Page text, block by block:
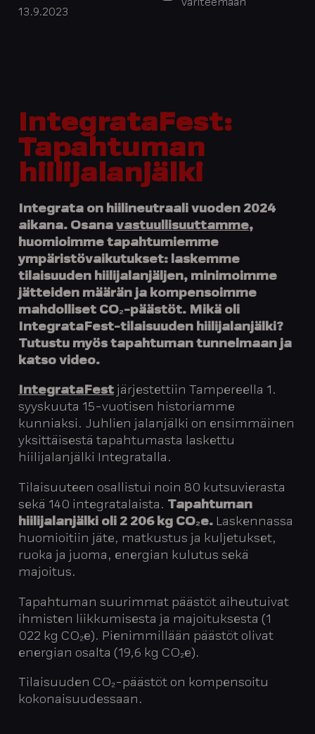
13.9.2023
väriteemaan
IntegrataFest:
Tapahtuman
hiilijalanjälki
Integrata on hiilineutraali vuoden 2024
aikana. Osanavastuullisuuttamme,
huomioimme tapahtumiemme
ympäristövaikutukset: laskemme
tilaisuuden hiilijalanjäljen, minimoimme
jätteiden määrän ja kompensoimme
mahdolliset CO₂-päästöt. Mikä oli
IntegrataFest-tilaisuuden hiilijalanjälki?
Tutustu myös tapahtuman tunnelmaan ja
katso video.
IntegrataFest järjestettiin Tampereella 1.
syyskuuta 15-vuotisen historiamme
kunniaksi. Juhlien jalanjälki on ensimmäinen
yksittäisestä tapahtumasta laskettu
hiilijalanjälki Integratalla.
Tilaisuuteen osallistui noin 80 kutsuvierasta
sekä 140 integratalaista.
Tapahtuman
hiilijalanjälki oli 2 206 kg CO₂e. Laskennassa
huomioitiin jäte, matkustus ja kuljetukset,
ruoka ja juoma, energian kulutus sekä
majoitus.
Tapahtuman suurimmat päästöt aiheutuivat
ihmisten liikkumisesta ja majoituksesta (1
022 kg CO₂e). Pienimmillään päästöt olivat
energian osalta (19,6 kg CO₂e).
Tilaisuuden CO₂-päästöt on kompensoitu
kokonaisuudessaan.